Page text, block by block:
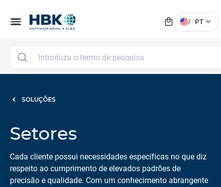
menu local_mall / PT expand_more
SOLUÇÕES
Setores
Cada cliente possui necessidades específicas no que diz
respeito ao cumprimento de elevados padrões de
precisão e qualidade. Com um conhecimento abrangente